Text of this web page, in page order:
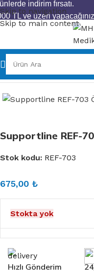
Skip to navigation
Skip to main content
Ana Sayfa
Supportline REF-
Stok kodu: REF-703
675,00 ₺
Stokta yok
Hızlı Gönderim
indirim fırsatı.
TL ve üzeri
kadar vereceğiniz
indirim fırsatı.